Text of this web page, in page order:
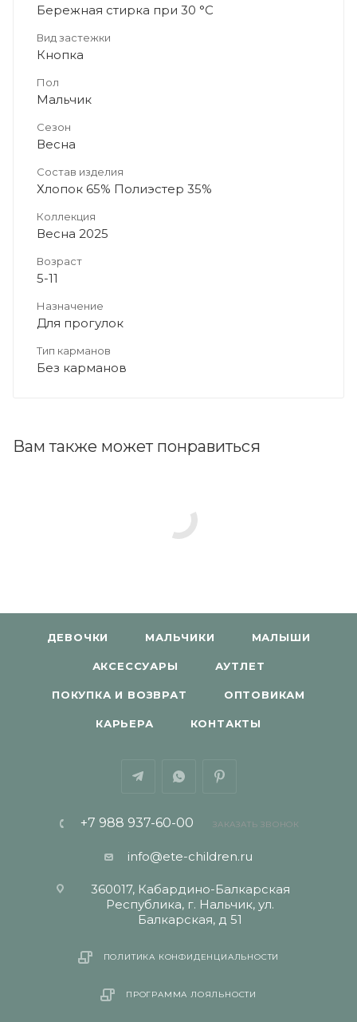
Бережная стирка при 30 °C
Вид застежки
Кнопка
Пол
Мальчик
Сезон
Весна
Состав изделия
Хлопок 65% Полиэстер 35%
Коллекция
Весна 2025
Возраст
5-11
Назначение
Для прогулок
Тип карманов
Без карманов
Вам также может понравиться
ДЕВОЧКИ МАЛЬЧИКИ МАЛЫШИ
АКСЕССУАРЫ АУТЛЕТ
ПОКУПКА И ВОЗВРАТ ОПТОВИКАМ
КАРЬЕРА КОНТАКТЫ
+7 988 937-60-00 ЗАКАЗАТЬ ЗВОНОК
info@ete-children.ru
360017, Кабардино-Балкарская
Республика, г. Нальчик, ул.
Балкарская, д 51
ПОЛИТИКА КОНФИДЕНЦИАЛЬНОСТИ
ПРОГРАММА ЛОЯЛЬНОСТИ